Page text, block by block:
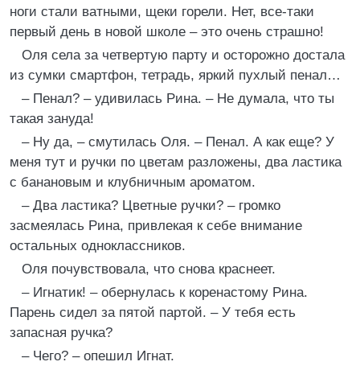
ноги стали ватными, щеки горели. Нет, все-таки
первый день в новой школе – это очень страшно!
Оля села за четвертую парту и осторожно достала
из сумки смартфон, тетрадь, яркий пухлый пенал…
– Пенал? – удивилась Рина. – Не думала, что ты
такая зануда!
– Ну да, – смутилась Оля. – Пенал. А как еще? У
меня тут и ручки по цветам разложены, два ластика
с банановым и клубничным ароматом.
– Два ластика? Цветные ручки? – громко
засмеялась Рина, привлекая к себе внимание
остальных одноклассников.
Оля почувствовала, что снова краснеет.
– Игнатик! – обернулась к коренастому Рина.
Парень сидел за пятой партой. – У тебя есть
запасная ручка?
– Чего? – опешил Игнат.